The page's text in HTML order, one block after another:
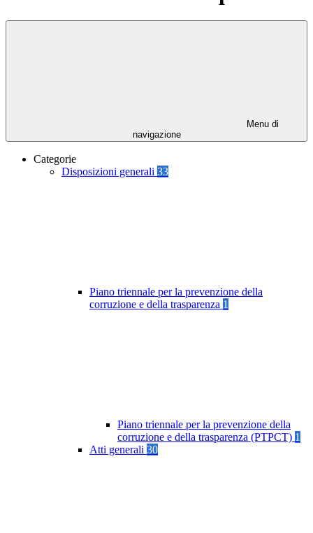
Menu di
navigazione
Categorie
Disposizioni generali 33
Piano triennale per la prevenzione della
corruzione e della trasparenza 1
Piano triennale per la prevenzione della
corruzione e della trasparenza (PTPCT) 1
Atti generali 30